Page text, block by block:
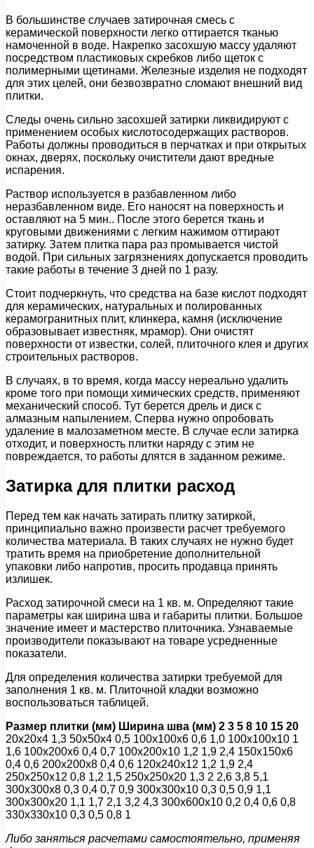
В большинстве случаев затирочная смесь с
керамической поверхности легко оттирается тканью
намоченной в воде. Накрепко засохшую массу удаляют
посредством пластиковых скребков либо щеток с
полимерными щетинами. Железные изделия не подходят
для этих целей, они безвозвратно сломают внешний вид
плитки.
Следы очень сильно засохшей затирки ликвидируют с
применением особых кислотосодержащих растворов.
Работы должны проводиться в перчатках и при открытых
окнах, дверях, поскольку очистители дают вредные
испарения.
Раствор используется в разбавленном либо
неразбавленном виде. Его наносят на поверхность и
оставляют на 5 мин.. После этого берется ткань и
круговыми движениями с легким нажимом оттирают
затирку. Затем плитка пара раз промывается чистой
водой. При сильных загрязнениях допускается проводить
такие работы в течение 3 дней по 1 разу.
Стоит подчеркнуть, что средства на базе кислот подходят
для керамических, натуральных и полированных
керамогранитных плит, клинкера, камня (исключение
образовывает известняк, мрамор). Они очистят
поверхности от известки, солей, плиточного клея и других
строительных растворов.
В случаях, в то время, когда массу нереально удалить
кроме того при помощи химических средств, применяют
механический способ. Тут берется дрель и диск с
алмазным напылением. Сперва нужно опробовать
удаление в малозаметном месте. В случае если затирка
отходит, и поверхность плитки наряду с этим не
повреждается, то работы длятся в заданном режиме.
Затирка для плитки расход
Перед тем как начать затирать плитку затиркой,
принципиально важно произвести расчет требуемого
количества материала. В таких случаях не нужно будет
тратить время на приобретение дополнительной
упаковки либо напротив, просить продавца принять
излишек.
Расход затирочной смеси на 1 кв. м. Определяют такие
параметры как ширина шва и габариты плитки. Большое
значение имеет и мастерство плиточника. Узнаваемые
производители показывают на товаре усредненные
показатели.
Для определения количества затирки требуемой для
заполнения 1 кв. м. Плиточной кладки возможно
воспользоваться таблицей.
Размер плитки (мм) Ширина шва (мм) 2 3 5 8 10 15 20
20х20х4 1,3 50х50х4 0,5 100х100х6 0,6 1,0 100х100х10 1
1,6 100х200х6 0,4 0,7 100х200х10 1,2 1,9 2,4 150х150х6
0,4 0,6 200х200х8 0,4 0,6 120х240х12 1,2 1,9 2,4
250х250х12 0,8 1,2 1,5 250х250х20 1,3 2 2,6 3,8 5,1
300х300х8 0,3 0,4 0,7 0,9 300х300х10 0,3 0,5 0,9 1,1
300х300х20 1,1 1,7 2,1 3,2 4,3 300х600х10 0,2 0,4 0,6 0,8
330х330х10 0,3 0,5 0,8 1
Либо заняться расчетами самостоятельно, применяя